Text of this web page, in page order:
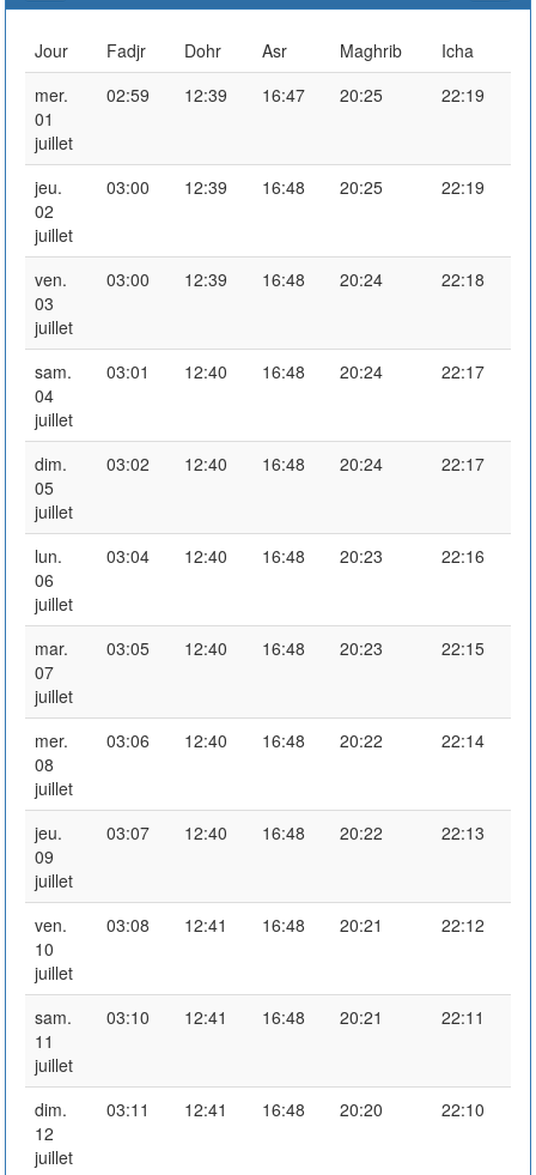
Jour Fadjr Dohr Asr Maghrib
Icha
mer.
01
juillet
02:59 12:39 16:47 20:25 22:19
jeu.
02
juillet
03:00 12:39 16:48 20:25 22:19
ven.
03
juillet
03:00 12:39 16:48 20:24 22:18
sam.
04
juillet
03:01 12:40 16:48 20:24 22:17
dim.
05
juillet
03:02 12:40 16:48 20:24 22:17
lun.
06
juillet
03:04 12:40 16:48 20:23 22:16
mar.
07
juillet
03:05 12:40 16:48 20:23 22:15
mer.
08
juillet
03:06 12:40 16:48 20:22 22:14
jeu.
09
juillet
03:07 12:40 16:48 20:22 22:13
ven.
10
juillet
03:08 12:41 16:48 20:21 22:12
sam.
11
juillet
03:10 12:41 16:48 20:21 22:11
dim.
12
juillet
03:11 12:41 16:48 20:20 22:10